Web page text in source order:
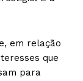
em relação
que
para